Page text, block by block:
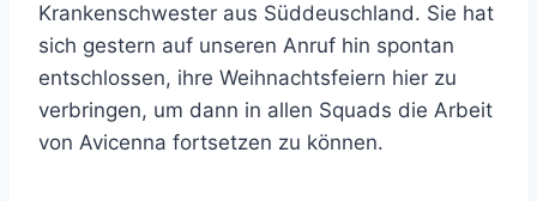
Krankenschwester aus Süddeuschland. Sie hat
sich gestern auf unseren Anruf hin spontan
entschlossen, ihre Weihnachtsfeiern hier zu
verbringen, um dann in allen Squads die Arbeit
von Avicenna fortsetzen zu können.